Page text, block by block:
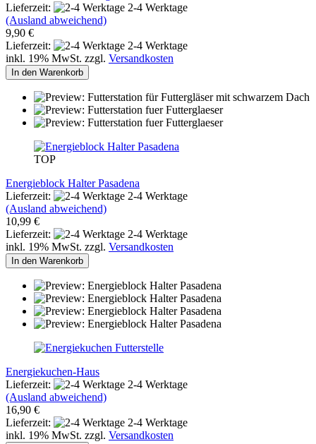
Lieferzeit:
2-4 Werktage
(Ausland abweichend)
9,90 €
Lieferzeit:
2-4 Werktage
inkl. 19% MwSt. zzgl. Versandkosten
In den Warenkorb
TOP
Energieblock Halter Pasadena
Lieferzeit:
2-4 Werktage
(Ausland abweichend)
10,99 €
Lieferzeit:
2-4 Werktage
inkl. 19% MwSt. zzgl. Versandkosten
In den Warenkorb
Energiekuchen-Haus
Lieferzeit:
2-4 Werktage
(Ausland abweichend)
16,90 €
Lieferzeit:
2-4 Werktage
inkl. 19% MwSt. zzgl. Versandkosten